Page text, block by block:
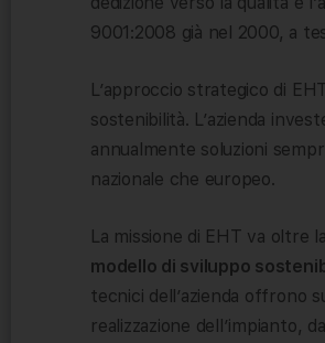
9001:2008 già nel 2000, a
L’approccio strategico di
sostenibilità. L’azienda
annualmente soluzioni
nazionale che europeo.
La missione di EHT va oltre
modello di sviluppo
tecnici dell’azienda offrono
realizzazione dell’impianto,